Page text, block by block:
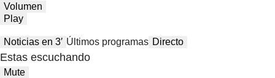
Volumen
Play
Noticias en 3′ Últimos programas Directo
Estas escuchando
Mute